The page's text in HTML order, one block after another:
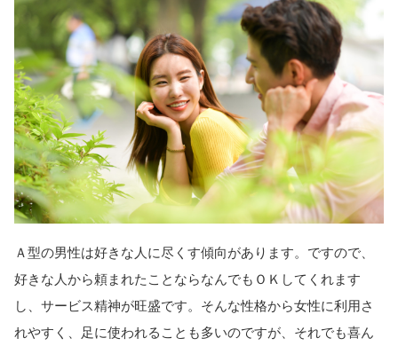
Ａ型の男性は好きな人に尽くす傾向があります。ですので、
好きな人から頼まれたことならなんでもＯＫしてくれます
し、サービス精神が旺盛です。そんな性格から女性に利用さ
れやすく、足に使われることも多いのですが、それでも喜ん